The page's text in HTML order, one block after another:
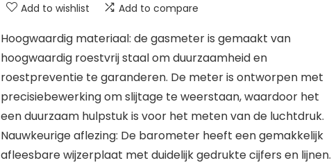
Add to wishlist Add to compare
Hoogwaardig materiaal: de gasmeter is gemaakt van
hoogwaardig roestvrij staal om duurzaamheid en
roestpreventie te garanderen. De meter is ontworpen met
precisiebewerking om slijtage te weerstaan, waardoor het
een duurzaam hulpstuk is voor het meten van de luchtdruk.
Nauwkeurige aflezing: De barometer heeft een gemakkelijk
afleesbare wijzerplaat met duidelijk gedrukte cijfers en lijnen.